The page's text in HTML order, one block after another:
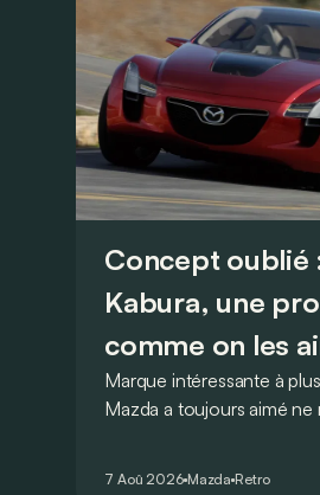
Concept oublié
Kabura, une
comme on les
Marque intéressante à
Mazda a toujours aimé ne
7 Aoû 2026 Mazda Retro